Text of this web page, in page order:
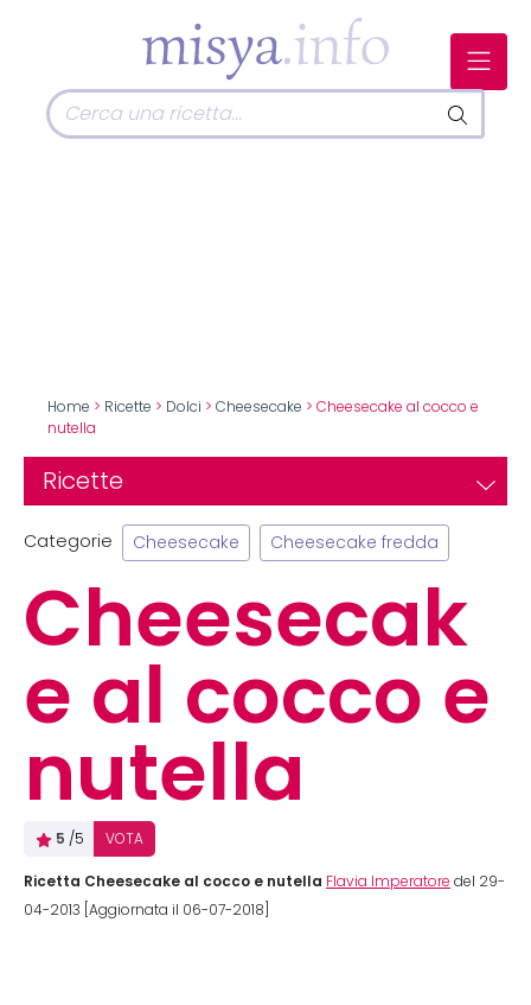
Home > Ricette > Dolci > Cheesecake > Cheesecake al cocco e
nutella
Ricette
Categorie Cheesecake Cheesecake fredda
Cheesecak
e al cocco e
nutella
5 /5 VOTA
Ricetta Cheesecake al cocco e nutella Flavia Imperatore del 29-
04-2013 [Aggiornata il 06-07-2018]